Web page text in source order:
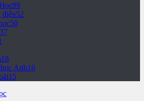
89
điện52
50
37
18
Anh16
15